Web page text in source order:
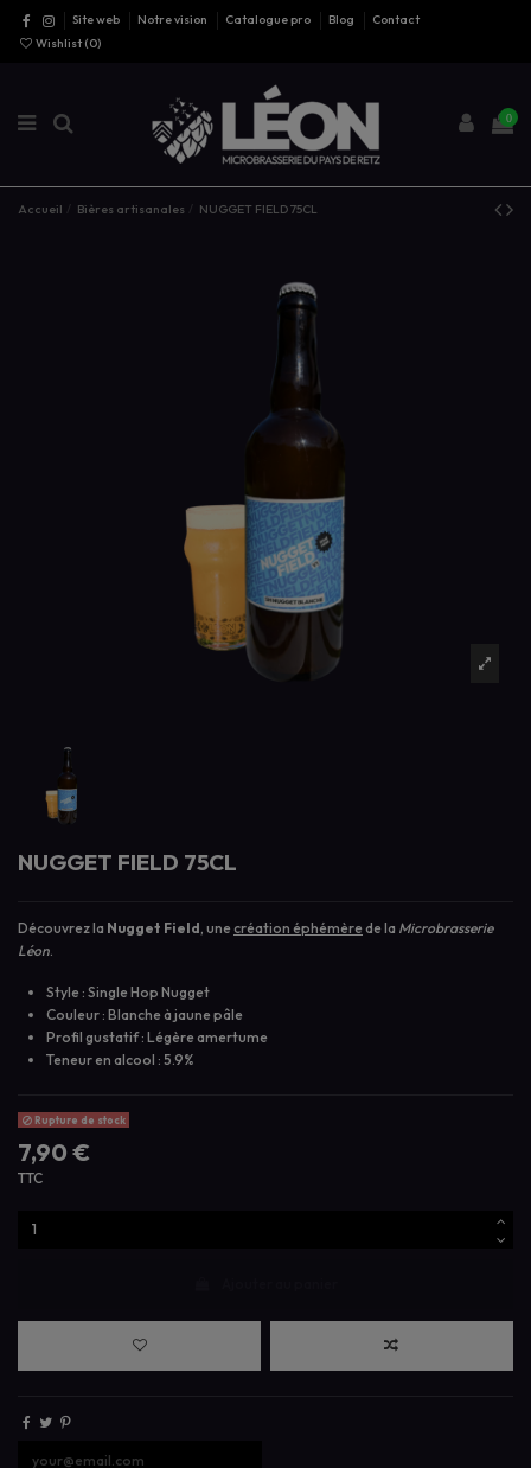
Site web Notre vision Catalogue pro Blog
Contact
Wishlist (0)
0
Accueil Bières artisanales NUGGET FIELD 75CL
NUGGET FIELD 75CL
Découvrez la Nugget Field , unecréation éphémèrede la Microbrasserie
Léon
Style : Single Hop Nugget
Couleur : Blanche à jaune pâle
Profil gustatif : Légère amertume
Teneur en alcool : 5.9%
Rupture de stock
7,90 €
TTC